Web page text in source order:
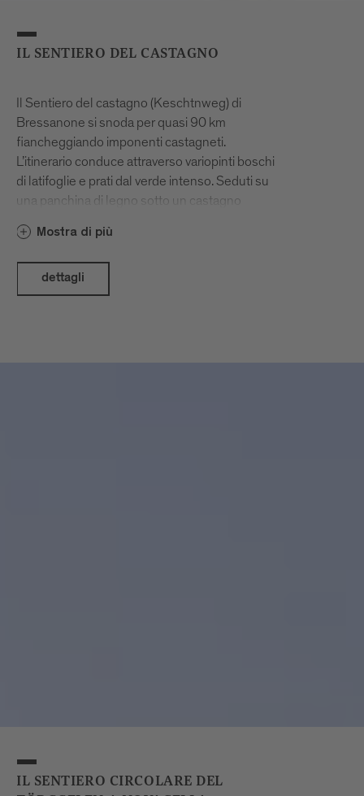
IL SENTIERO DEL CASTAGNO
Il Sentiero del castagno (Keschtnweg) di
Bressanone si snoda per quasi 90 km
fiancheggiando imponenti castagneti.
L’itinerario conduce attraverso variopinti boschi
di latifoglie e prati dal verde intenso. Seduti su
una panchina di legno sotto un castagno
Bressanone. Le numerose osterie contadine
(Buschenschank) lungo il sentiero invitano a
scoprire la tradizione del Törggelen, tipica
dell’Alto Adige in ottobre e novembre.
Mostra di più
dettagli
IL SENTIERO CIRCOLARE DEL